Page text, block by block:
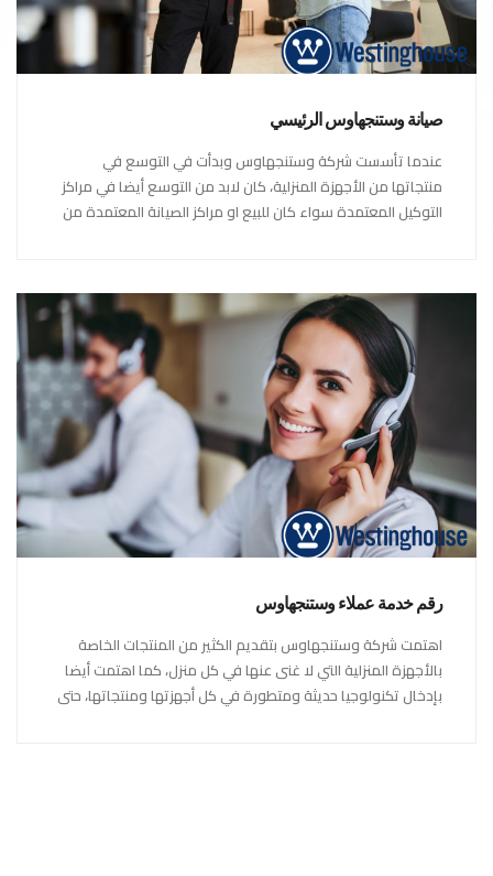
صيانة وستنجهاوس الرئيسي
عندما تأسست شركة وستنجهاوس وبدأت في التوسع في
منتجاتها من الأجهزة المنزلية، كان لابد من التوسع أيضا في مراكز
التوكيل المعتمدة سواء كان للبيع او مراكز الصيانة المعتمدة من
رقم خدمة عملاء وستنجهاوس
اهتمت شركة وستنجهاوس بتقديم الكثير من المنتجات الخاصة
بالأجهزة المنزلية التي لا غنى عنها في كل منزل، كما اهتمت أيضا
بإدخال تكنولوجيا حديثة ومتطورة في كل أجهزتها ومنتجاتها، حتى